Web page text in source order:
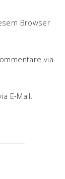
Browser
via
E-Mail.